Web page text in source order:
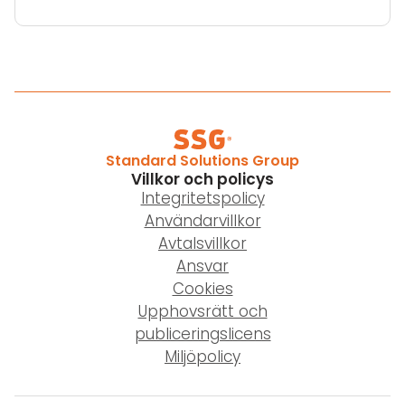
Standard Solutions Group
Villkor och policys
Integritetspolicy
Användarvillkor
Avtalsvillkor
Ansvar
Cookies
Upphovsrätt och
publiceringslicens
Miljöpolicy